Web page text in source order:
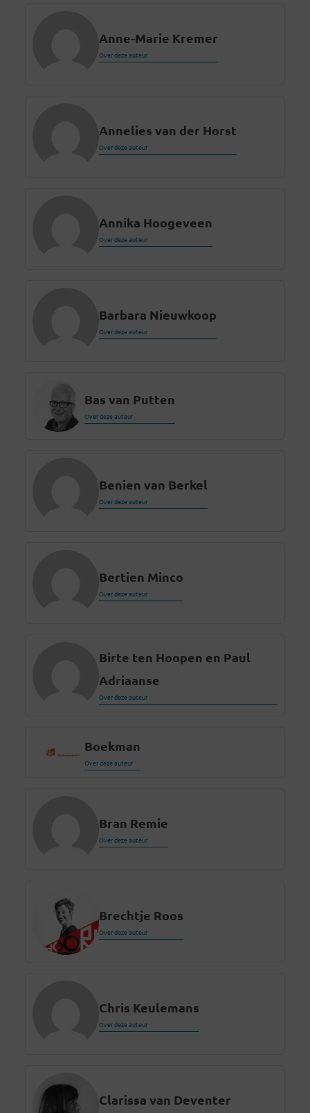
Anne-Marie Kremer
Over deze auteur
Annelies van der Horst
Over deze auteur
Annika Hoogeveen
Over deze auteur
Barbara Nieuwkoop
Over deze auteur
Bas van Putten
Over deze auteur
Benien van Berkel
Over deze auteur
Bertien Minco
Over deze auteur
Birte ten Hoopen en Paul
Adriaanse
Over deze auteur
Boekman
Over deze auteur
Bran Remie
Over deze auteur
Brechtje Roos
Over deze auteur
Chris Keulemans
Over deze auteur
Clarissa van Deventer